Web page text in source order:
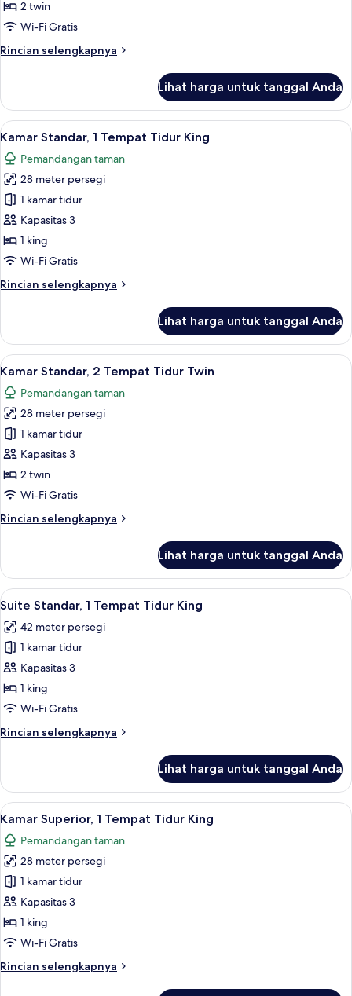
Tempat
Twin
2 twin
Wi-Fi Gratis
Rincian selengkapnya
Rincian
Kamar
Eksekutif,
2
Tempat
Tidur
Twin
Lihat harga untuk tanggal Anda
Lihat
semua
foto
untuk
Kamar
Standar,
1
Tempat
King
Minibar, meja kerja, ruang kerja
6
Kamar Standar, 1 Tempat Tidur King
Pemandangan taman
28 meter persegi
1 kamar tidur
Kapasitas 3
1 king
Wi-Fi Gratis
Rincian selengkapnya
Rincian
Kamar
Standar,
1
Tempat
Tidur
King
Lihat harga untuk tanggal Anda
Lihat
semua
foto
untuk
Kamar
Standar,
2
Tempat
Twin
Minibar, meja kerja, ruang kerja
4
Kamar Standar, 2 Tempat Tidur Twin
Pemandangan taman
28 meter persegi
1 kamar tidur
Kapasitas 3
2 twin
Wi-Fi Gratis
Rincian selengkapnya
Rincian
Kamar
Standar,
2
Tidur
Twin
Lihat harga untuk tanggal Anda
Lihat
semua
foto
untuk
Suite
Standar,
1
Tidur
Suite Standar, 1 Tempat Tidur King
6
Suite Standar, 1 Tempat Tidur King
42 meter persegi
1 kamar tidur
Kapasitas 3
1 king
Wi-Fi Gratis
Rincian selengkapnya
Rincian
Suite
Standar,
1
Tempat
Tidur
King
Lihat harga untuk tanggal Anda
Lihat
semua
foto
untuk
Kamar
Superior,
1
Tempat
King
Minibar, meja kerja, ruang kerja
4
Kamar Superior, 1 Tempat Tidur King
Pemandangan taman
28 meter persegi
1 kamar tidur
Kapasitas 3
1 king
Wi-Fi Gratis
Rincian selengkapnya
Rincian